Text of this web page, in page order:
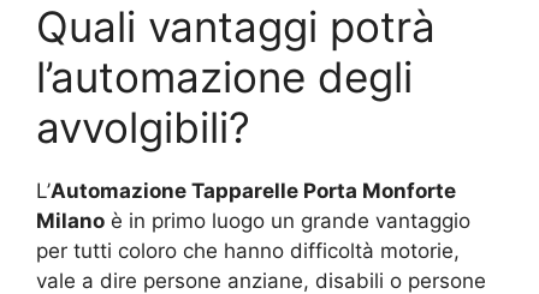
Quali vantaggi potrà
l’automazione degli
avvolgibili?
L’Automazione Tapparelle Porta Monforte
Milano è in primo luogo un grande vantaggio
per tutti coloro che hanno difficoltà motorie,
vale a dire persone anziane, disabili o persone